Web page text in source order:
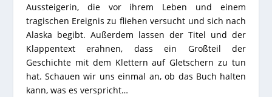
Aussteigerin, die vor ihrem Leben und einem
tragischen Ereignis zu fliehen versucht und sich nach
Alaska begibt. Außerdem lassen der Titel und der
Klappentext erahnen, dass ein Großteil der
Geschichte mit dem Klettern auf Gletschern zu tun
hat. Schauen wir uns einmal an, ob das Buch halten
kann, was es verspricht…